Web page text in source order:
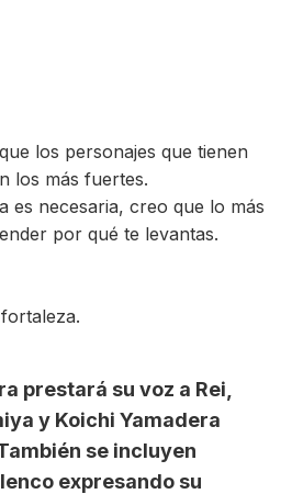
los personajes que tienen
los más fuertes.
es necesaria, creo que lo más
por qué te levantas.
prestará su voz a Rei,
y Koichi Yamadera
se incluyen
expresando su